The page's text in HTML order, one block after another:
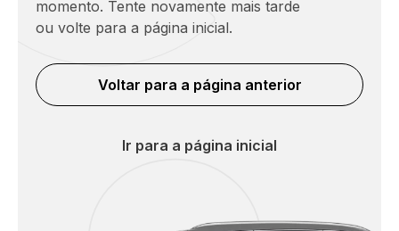
momento. Tente novamente mais tarde
ou volte para a página inicial.
Voltar para a página anterior
Ir para a página inicial